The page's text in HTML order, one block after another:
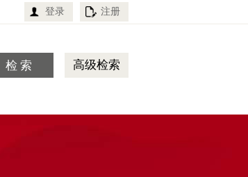
登录 注册
高级检索